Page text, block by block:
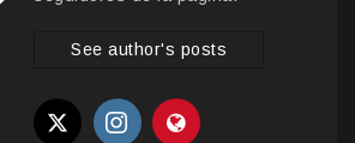
See author's posts